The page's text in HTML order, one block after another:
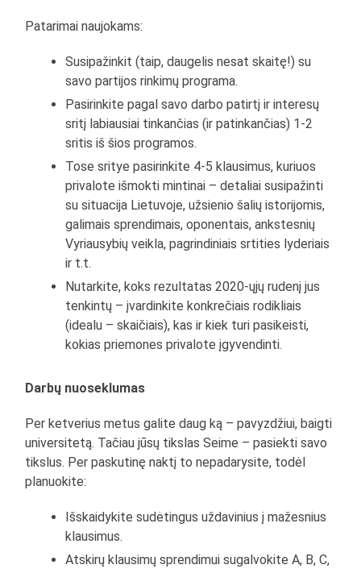
Patarimai naujokams:
Susipažinkit (taip, daugelis nesat skaitę!) su
savo partijos rinkimų programa.
Pasirinkite pagal savo darbo patirtį ir interesų
sritį labiausiai tinkančias (ir patinkančias) 1-2
sritis iš šios programos.
Tose sritye pasirinkite 4-5 klausimus, kuriuos
privalote išmokti mintinai – detaliai susipažinti
su situacija Lietuvoje, užsienio šalių istorijomis,
galimais sprendimais, oponentais, ankstesnių
Vyriausybių veikla, pagrindiniais srtities lyderiais
ir t.t.
Nutarkite, koks rezultatas 2020-ųjų rudenį jus
tenkintų – įvardinkite konkrečiais rodikliais
(idealu – skaičiais), kas ir kiek turi pasikeisti,
kokias priemones privalote įgyvendinti.
Darbų nuoseklumas
Per ketverius metus galite daug ką – pavyzdžiui, baigti
universitetą. Tačiau jūsų tikslas Seime – pasiekti savo
tikslus. Per paskutinę naktį to nepadarysite, todėl
planuokite:
Išskaidykite sudėtingus uždavinius į mažesnius
klausimus.
Atskirų klausimų sprendimui sugalvokite A, B, C,